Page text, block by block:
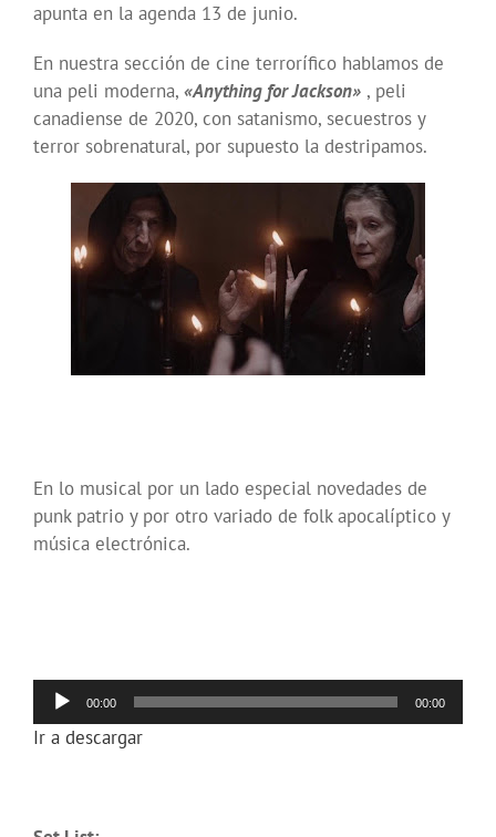
apunta en la agenda 13 de junio.
En nuestra sección de cine terrorífico hablamos de
una peli moderna, «Anything for Jackson» , peli
canadiense de 2020, con satanismo, secuestros y
terror sobrenatural, por supuesto la destripamos.
En lo musical por un lado especial novedades de
punk patrio y por otro variado de folk apocalíptico y
música electrónica.
Reproductor
de
audio
00:00 00:00
Ir a descargar